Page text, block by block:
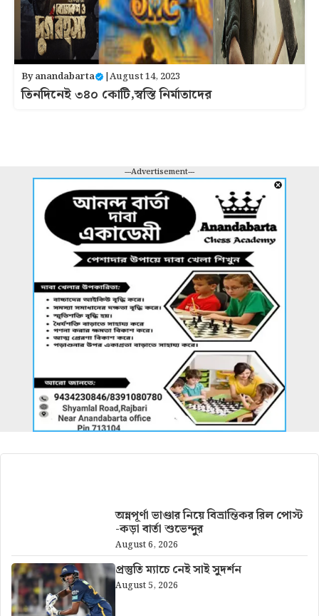
Byanandabarta |August 14, 2023
তিনদিনেই ৩৪০ কোটি,স্বস্তি নির্মাতাদের
---Advertisement---
অন্নপূর্ণা ভাণ্ডার নিয়ে বিভ্রান্তিকর রিল পোস্ট
-কড়া বার্তা শুভেন্দুর
August 6, 2026
প্রস্তুতি ম্যাচে নেই সাই সুদর্শন
August 5, 2026